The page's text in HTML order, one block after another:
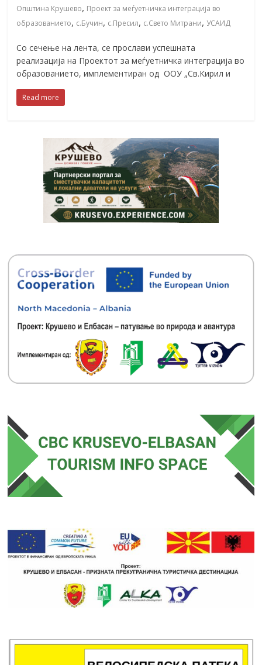
Општина Крушево, Проект за меѓуетничка интеграција во
образованието, с.Бучин, с.Пресил, с.Свето Митрани, УСАИД
Со сечење на лента, се прослави успешната
реализација на Проектот за меѓуетничка интеграција во
образованието, имплементиран од ООУ „Св.Кирил и
Read more